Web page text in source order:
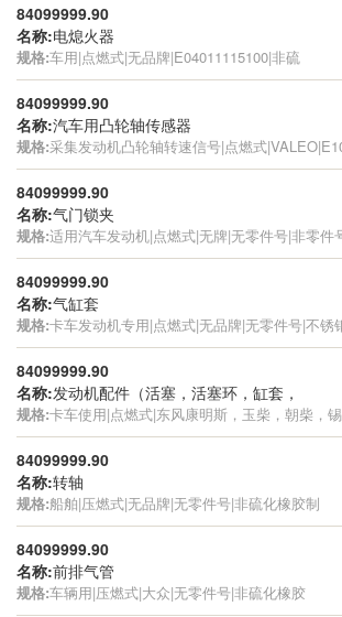
84099999.90
名称:电熄火器
规格:车用|点燃式|无品牌|E04011115100|非硫
84099999.90
名称:汽车用凸轮轴传感器
规格:采集发动机凸轮轴转速信号|点燃式
84099999.90
名称:气门锁夹
规格:适用汽车发动机|点燃式|无牌|无零件号|非零件
84099999.90
名称:气缸套
规格:卡车发动机专用|点燃式|无品牌|无零件号|不锈
84099999.90
名称:发动机配件（活塞，活塞环，缸套，
规格:卡车使用|点燃式|东风康明斯，玉柴，朝柴，锡
84099999.90
名称:转轴
规格:船舶|压燃式|无品牌|无零件号|非硫化橡胶制
84099999.90
名称:前排气管
规格:车辆用|压燃式|大众|无零件号|非硫化橡胶